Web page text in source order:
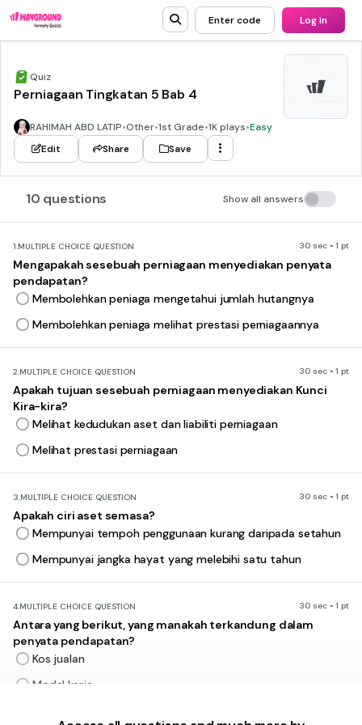
Enter code Log in
Quiz
Perniagaan Tingkatan 5 Bab 4
RAHIMAH ABD LATIP•Other•1st Grade•1K plays•Easy
Edit
Share Save
10 questions Show all answers
1.MULTIPLE CHOICE QUESTION 30 sec • 1 pt
Mengapakah sesebuah perniagaan menyediakan penyata
pendapatan?
Membolehkan peniaga mengetahui jumlah hutangnya
Membolehkan peniaga melihat prestasi perniagaannya
2.MULTIPLE CHOICE QUESTION 30 sec • 1 pt
Apakah tujuan sesebuah perniagaan menyediakan Kunci
Kira-kira?
Melihat kedudukan aset dan liabiliti perniagaan
Melihat prestasi perniagaan
3.MULTIPLE CHOICE QUESTION 30 sec • 1 pt
Apakah ciri aset semasa?
Mempunyai tempoh penggunaan kurang daripada setahun
Mempunyai jangka hayat yang melebihi satu tahun
4.MULTIPLE CHOICE QUESTION 30 sec • 1 pt
Antara yang berikut, yang manakah terkandung dalam
penyata pendapatan?
Kos jualan
Modal kerja